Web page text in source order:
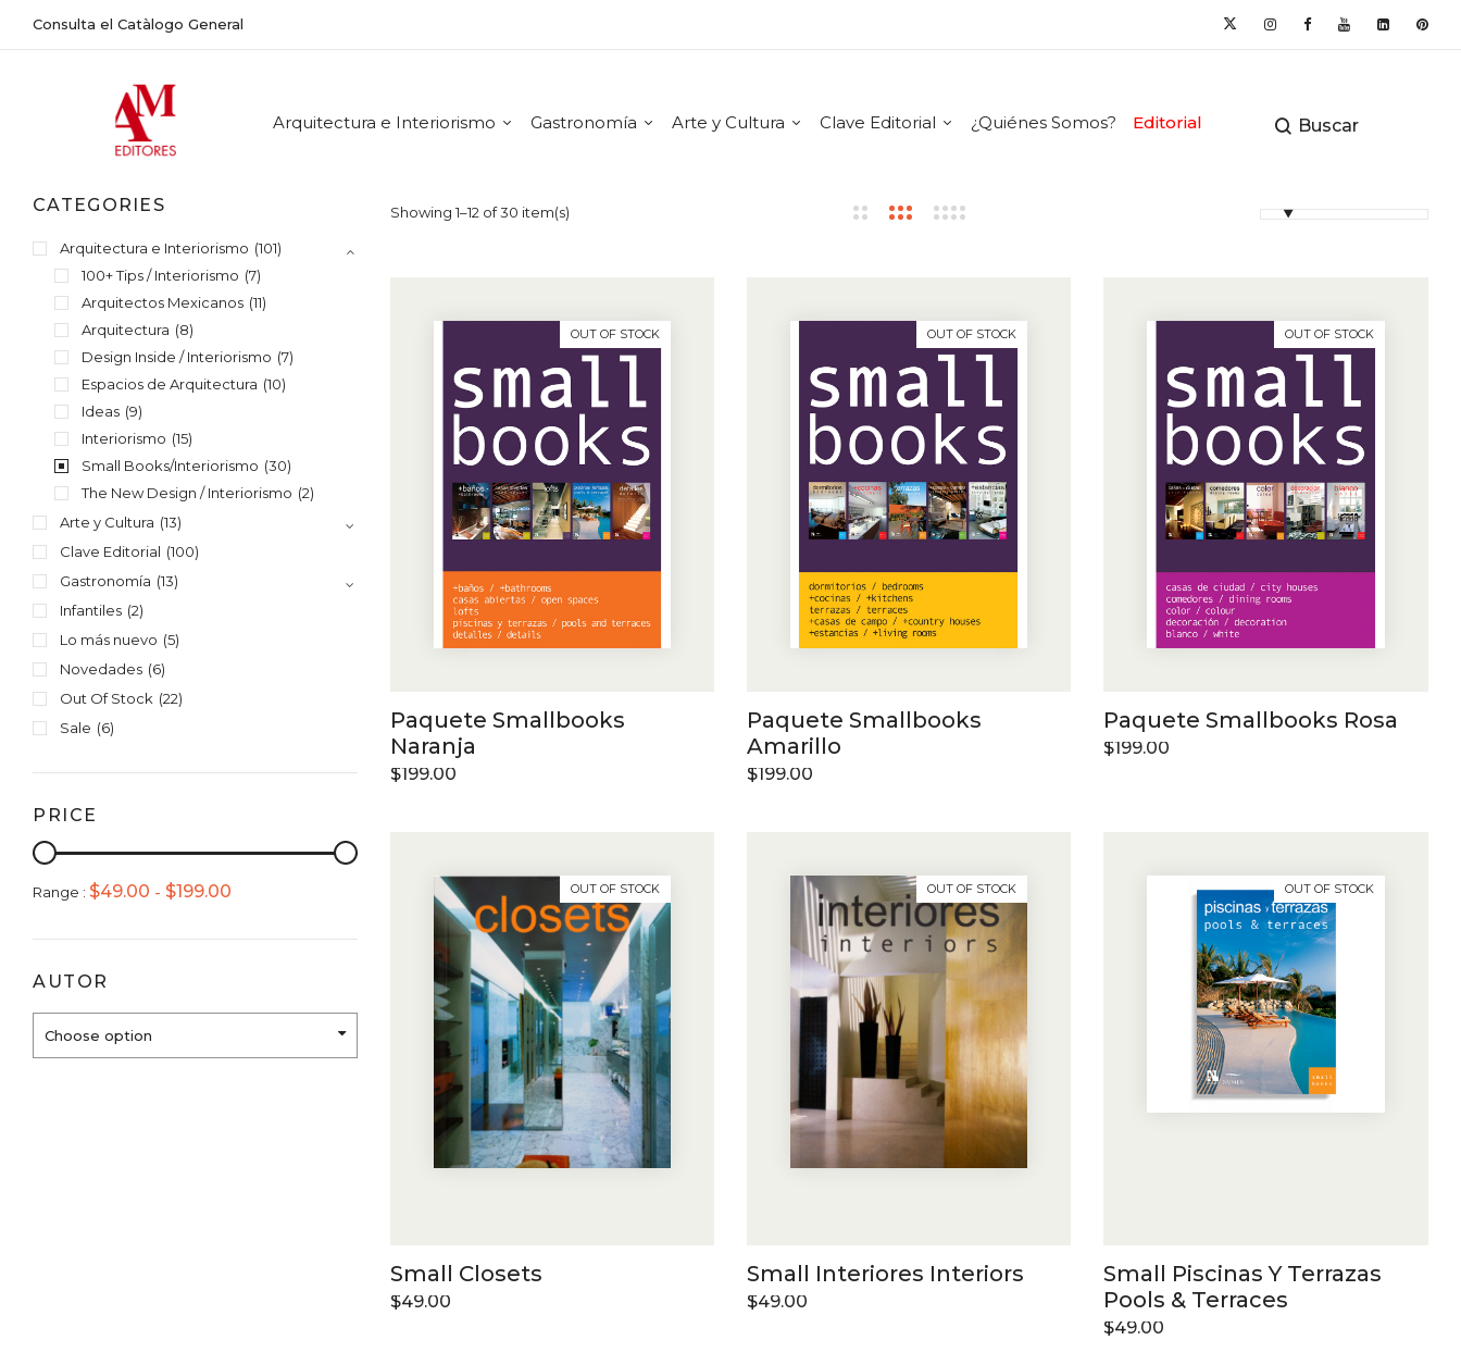
Consulta el Catàlogo General
Arquitectura e Interiorismo Gastronomía Arte y Cultura Clave Editorial ¿Quiénes Somos? Editorial Buscar
CATEGORIES
Arquitectura e Interiorismo (101)
100+ Tips / Interiorismo (7)
Arquitectos Mexicanos (11)
Arquitectura (8)
Design Inside / Interiorismo (7)
Espacios de Arquitectura (10)
Ideas (9)
Interiorismo (15)
Small Books/Interiorismo (30)
The New Design / Interiorismo (2)
Arte y Cultura (13)
Clave Editorial (100)
Gastronomía (13)
Infantiles (2)
Lo más nuevo (5)
Novedades (6)
Out Of Stock (22)
Sale (6)
PRICE
Range : $49.00 - $199.00
AUTOR
Choose option
Showing 1–12 of 30 item(s)
OUT OF STOCK
Paquete Smallbooks
Naranja
$199.00
OUT OF STOCK
Paquete Smallbooks
Amarillo
$199.00
OUT OF STOCK
Paquete Smallbooks Rosa
$199.00
OUT OF STOCK
Small Closets
$49.00
OUT OF STOCK
Small Interiores Interiors
$49.00
OUT OF STOCK
Small Piscinas Y Terrazas
Pools & Terraces
$49.00